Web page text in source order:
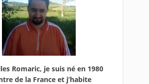
Romaric, je suis né en 1980
de la France et j’habite